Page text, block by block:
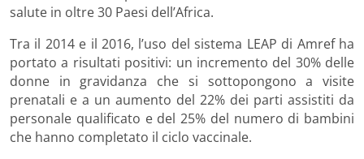
salute in oltre 30 Paesi dell’Africa.
Tra il 2014 e il 2016, l’uso del sistema LEAP di Amref ha
portato a risultati positivi: un incremento del 30% delle
donne in gravidanza che si sottopongono a visite
prenatali e a un aumento del 22% dei parti assistiti da
personale qualificato e del 25% del numero di bambini
che hanno completato il ciclo vaccinale.